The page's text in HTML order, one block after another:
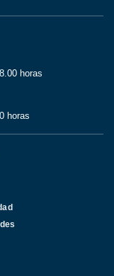
horas
horas